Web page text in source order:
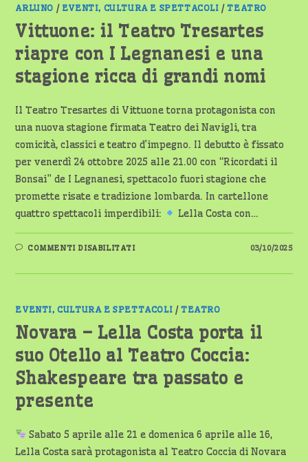
ARLUNO / EVENTI, CULTURA E SPETTACOLI /TEATRO
Vittuone: il Teatro Tresartes
riapre con I Legnanesi e una
stagione ricca di grandi nomi
Il Teatro Tresartes di Vittuone torna protagonista con
una nuova stagione firmata Teatro dei Navigli, tra
comicità, classici e teatro d’impegno. Il debutto è fissato
per venerdì 24 ottobre 2025 alle 21.00 con “Ricordati il
Bonsai” de I Legnanesi, spettacolo fuori stagione che
promette risate e tradizione lombarda. In cartellone
quattro spettacoli imperdibili:
Lella Costa con…
COMMENTI DISABILITATISU
TEATRO
I
LEGNANESI
E
UNA
STAGIONE
RICCA
DI
GRANDI
NOMI
03/10/2025
EVENTI, CULTURA E SPETTACOLI /TEATRO
Novara – Lella Costa porta il
suo Otello al Teatro Coccia:
Shakespeare tra passato e
presente
Sabato 5 aprile alle 21 e domenica 6 aprile alle 16,
Lella Costa sarà protagonista al Teatro Coccia di Novara